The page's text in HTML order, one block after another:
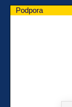
Podpora